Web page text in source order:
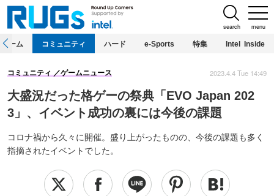
menu
search
ホーム コミュニティ ハード e-Sports 特集 Intel Inside
大盛況だった格ゲーの祭典「EVO Japan 202
3」、イベント成功の裏には今後の課題
コロナ禍から久々に開催。盛り上がったものの、今後の課題も多く
指摘されたイベントでした。
コミュニティ ゲームニュース 2023.4.4 Tue 14:49